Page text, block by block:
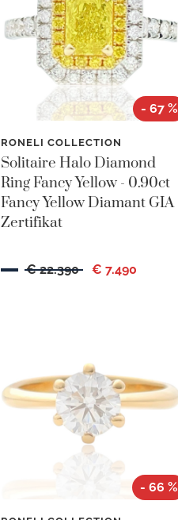
- 67 %
RONELI COLLECTION
Solitaire Halo Diamond
Ring Fancy Yellow - 0.90ct
Fancy Yellow Diamant GIA
Zertifikat
€ 22.390 € 7.490
- 66 %